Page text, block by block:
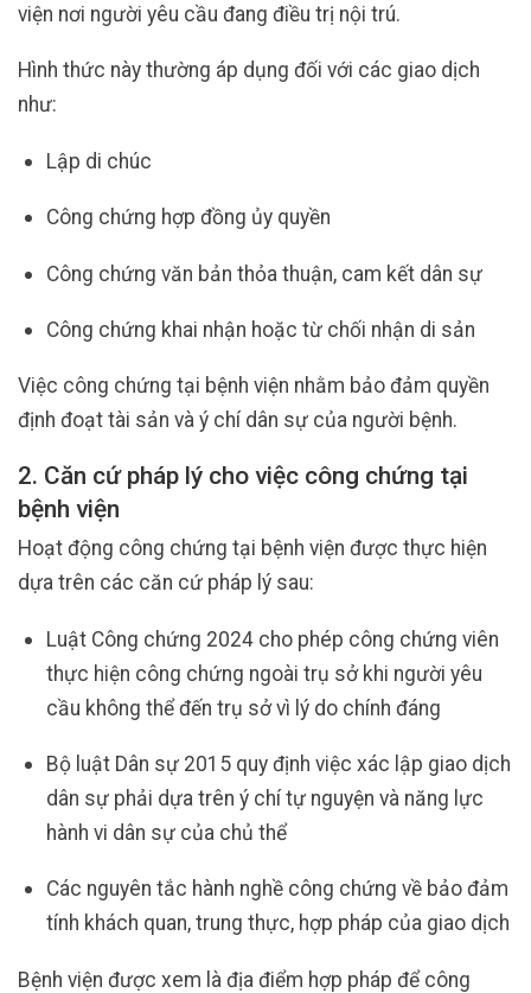
viện nơi người yêu cầu đang điều trị nội trú.
Hình thức này thường áp dụng đối với các giao dịch
như:
Lập di chúc
Công chứng hợp đồng ủy quyền
Công chứng văn bản thỏa thuận, cam kết dân sự
Công chứng khai nhận hoặc từ chối nhận di sản
Việc công chứng tại bệnh viện nhằm bảo đảm quyền
định đoạt tài sản và ý chí dân sự của người bệnh.
2. Căn cứ pháp lý cho việc công chứng tại
bệnh viện
Hoạt động công chứng tại bệnh viện được thực hiện
dựa trên các căn cứ pháp lý sau:
Luật Công chứng 2024 cho phép công chứng viên
thực hiện công chứng ngoài trụ sở khi người yêu
cầu không thể đến trụ sở vì lý do chính đáng
Bộ luật Dân sự 2015 quy định việc xác lập giao dịch
dân sự phải dựa trên ý chí tự nguyện và năng lực
hành vi dân sự của chủ thể
Các nguyên tắc hành nghề công chứng về bảo đảm
tính khách quan, trung thực, hợp pháp của giao dịch
Bệnh viện được xem là địa điểm hợp pháp để công